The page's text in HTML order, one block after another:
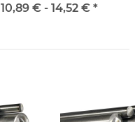
mm, 500 mm, gehärtet
10,89 € - 14,52 € *